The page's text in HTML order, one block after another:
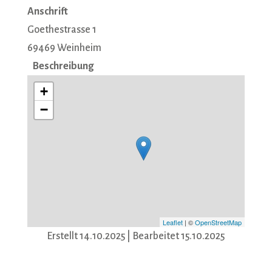
Anschrift
Goethestrasse 1
69469 Weinheim
Beschreibung
+
−
Leaflet | ©OpenStreetMap
Erstellt 14.10.2025 | Bearbeitet 15.10.2025